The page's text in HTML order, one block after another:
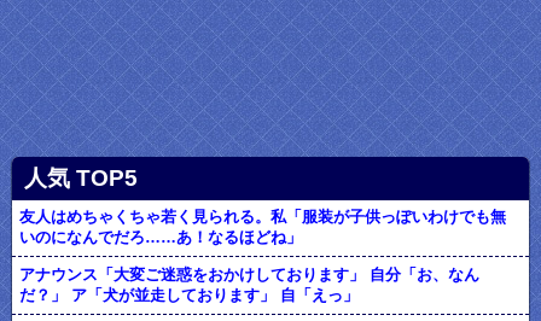
人気 TOP5
友人はめちゃくちゃ若く見られる。私「服装が子供っぽいわけでも無
いのになんでだろ……あ！なるほどね」
アナウンス「大変ご迷惑をおかけしております」 自分「お、なん
だ？」 ア「犬が並走しております」 自「えっ」